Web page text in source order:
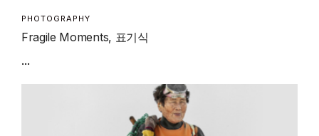
PHOTOGRAPHY
Fragile Moments, 표기식
...